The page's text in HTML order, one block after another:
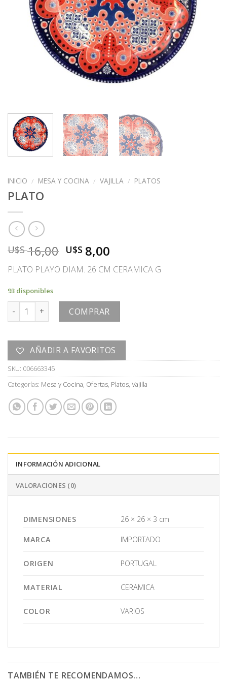
INICIO / MESA Y COCINA / VAJILLA / PLATOS
PLATO
U$S16,00 El
precio
original
U$S
16,00.
U$S 8,00
precio
actual
U$S
PLATO PLAYO DIAM. 26 CM CERAMICA G
93 disponibles
PLATO cantidad COMPRAR
AÑADIR A FAVORITOS
SKU: 006663345
Categorías: Mesa y Cocina, Ofertas, Platos, Vajilla
INFORMACIÓN ADICIONAL
VALORACIONES (0)
DIMENSIONES 26 × 26 × 3 cm
MARCA IMPORTADO
ORIGEN PORTUGAL
MATERIAL CERAMICA
COLOR VARIOS
TAMBIÉN TE RECOMENDAMOS…